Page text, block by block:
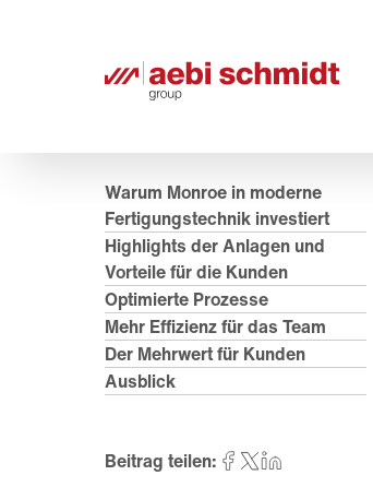
Warum Monroe in moderne
Fertigungstechnik investiert
Highlights der Anlagen und
Vorteile für die Kunden
Optimierte Prozesse
Mehr Effizienz für das Team
Der Mehrwert für Kunden
Ausblick
Beitrag teilen: